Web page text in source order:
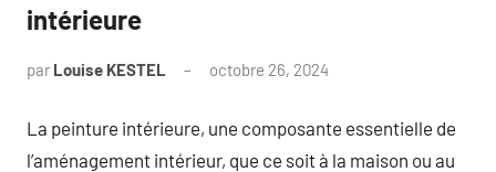
intérieure
par Louise KESTEL octobre 26, 2024
La peinture intérieure, une composante essentielle de
l’aménagement intérieur, que ce soit à la maison ou au